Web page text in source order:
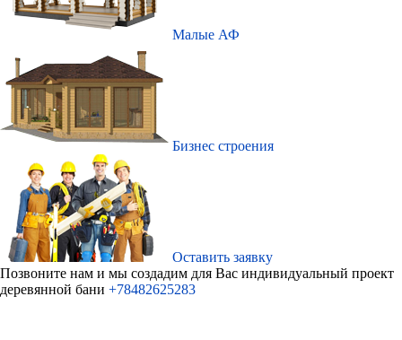
Малые АФ
Бизнес строения
Оставить заявку
Позвоните нам и мы создадим для Ваc индивидуальный проект
деревянной бани +78482625283